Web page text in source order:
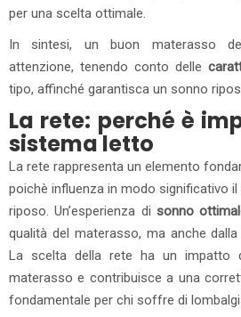
per una scelta ottimale.
In sintesi, un buon materasso
attenzione, tenendo conto delle
tipo, affinché garantisca un sonno
La rete: perché è
sistema letto
La rete rappresenta un elemento
poichè influenza in modo significativo
riposo. Un’esperienza di sonno
qualità del materasso, ma anche
La scelta della rete ha un impatto
materasso e contribuisce a una
fondamentale per chi soffre di